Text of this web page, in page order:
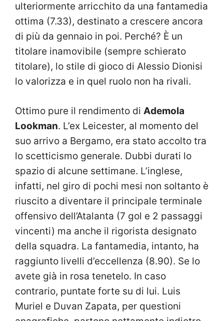
ulteriormente arricchito da una fantamedia
ottima (7.33), destinato a crescere ancora
di più da gennaio in poi. Perché? È un
titolare inamovibile (sempre schierato
titolare), lo stile di gioco di Alessio Dionisi
lo valorizza e in quel ruolo non ha rivali.
Ottimo pure il rendimento di Ademola
Lookman. L’ex Leicester, al momento del
suo arrivo a Bergamo, era stato accolto tra
lo scetticismo generale. Dubbi durati lo
spazio di alcune settimane. L’inglese,
infatti, nel giro di pochi mesi non soltanto è
riuscito a diventare il principale terminale
offensivo dell’Atalanta (7 gol e 2 passaggi
vincenti) ma anche il rigorista designato
della squadra. La fantamedia, intanto, ha
raggiunto livelli d’eccellenza (8.90). Se lo
avete già in rosa tenetelo. In caso
contrario, puntate forte su di lui. Luis
Muriel e Duvan Zapata, per questioni